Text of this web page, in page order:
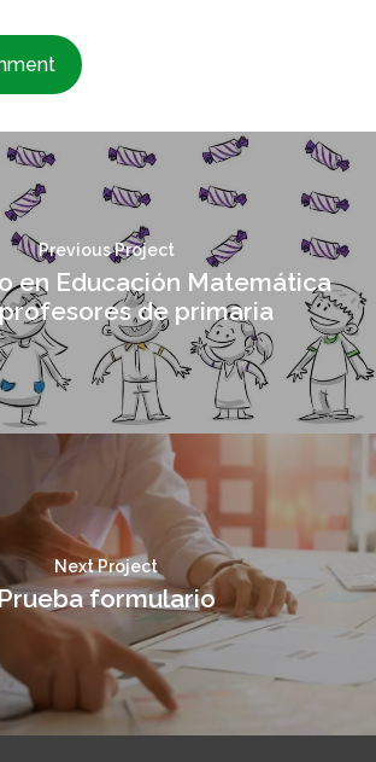
Previous Project
en Educación Matemática
de primaria
Next Project
formulario